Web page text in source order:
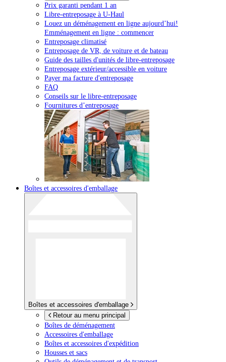
Prix garanti pendant 1 an
Libre-entreposage à U-Haul
Louez un déménagement en ligne aujourd’hui!
Emménagement en ligne : commencer
Entreposage climatisé
Entreposage de VR, de voiture et de bateau
Guide des tailles d'unités de libre-entreposage
Entreposage extérieur/accessible en voiture
Payer ma facture d'entreposage
FAQ
Conseils sur le libre-entreposage
Fournitures d’entreposage
Boîtes et accessoires d'emballage
Boîtes et accessoires d'emballage
Retour au menu principal
Boîtes de déménagement
Accessoires d'emballage
Boîtes et accessoires d'expédition
Housses et sacs